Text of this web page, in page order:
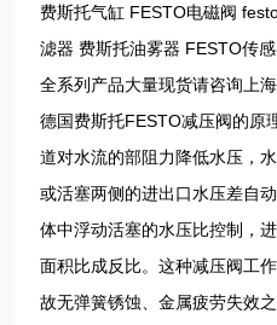
费斯托气缸 FESTO电磁阀
滤器 费斯托油雾器 FESTO传
全系列产品大量现货请咨询上
德国费斯托FESTO减压阀的原
道对水流的部阻力降低水压，
或活塞两侧的进出口水压差自
体中浮动活塞的水压比控制，
面积比成反比。这种减压阀工
故无弹簧锈蚀、金属疲劳失效